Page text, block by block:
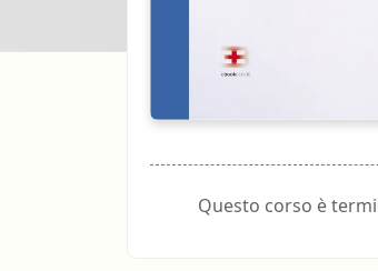
Terapista
Veterinario -
allevamenti e
derivati
Questo corso è